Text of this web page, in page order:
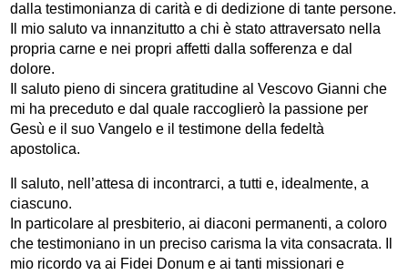
dalla testimonianza di carità e di dedizione di tante persone.
Il mio saluto va innanzitutto a chi è stato attraversato nella
propria carne e nei propri affetti dalla sofferenza e dal
dolore.
Il saluto pieno di sincera gratitudine al Vescovo Gianni che
mi ha preceduto e dal quale raccoglierò la passione per
Gesù e il suo Vangelo e il testimone della fedeltà
apostolica.
Il saluto, nell’attesa di incontrarci, a tutti e, idealmente, a
ciascuno.
In particolare al presbiterio, ai diaconi permanenti, a coloro
che testimoniano in un preciso carisma la vita consacrata. Il
mio ricordo va ai Fidei Donum e ai tanti missionari e